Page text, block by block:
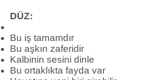
DÜZ:​
Bu iş tamamdır
Bu aşkın zaferidir
Kalbinin sesini dinle
Bu ortaklıkta fayda var